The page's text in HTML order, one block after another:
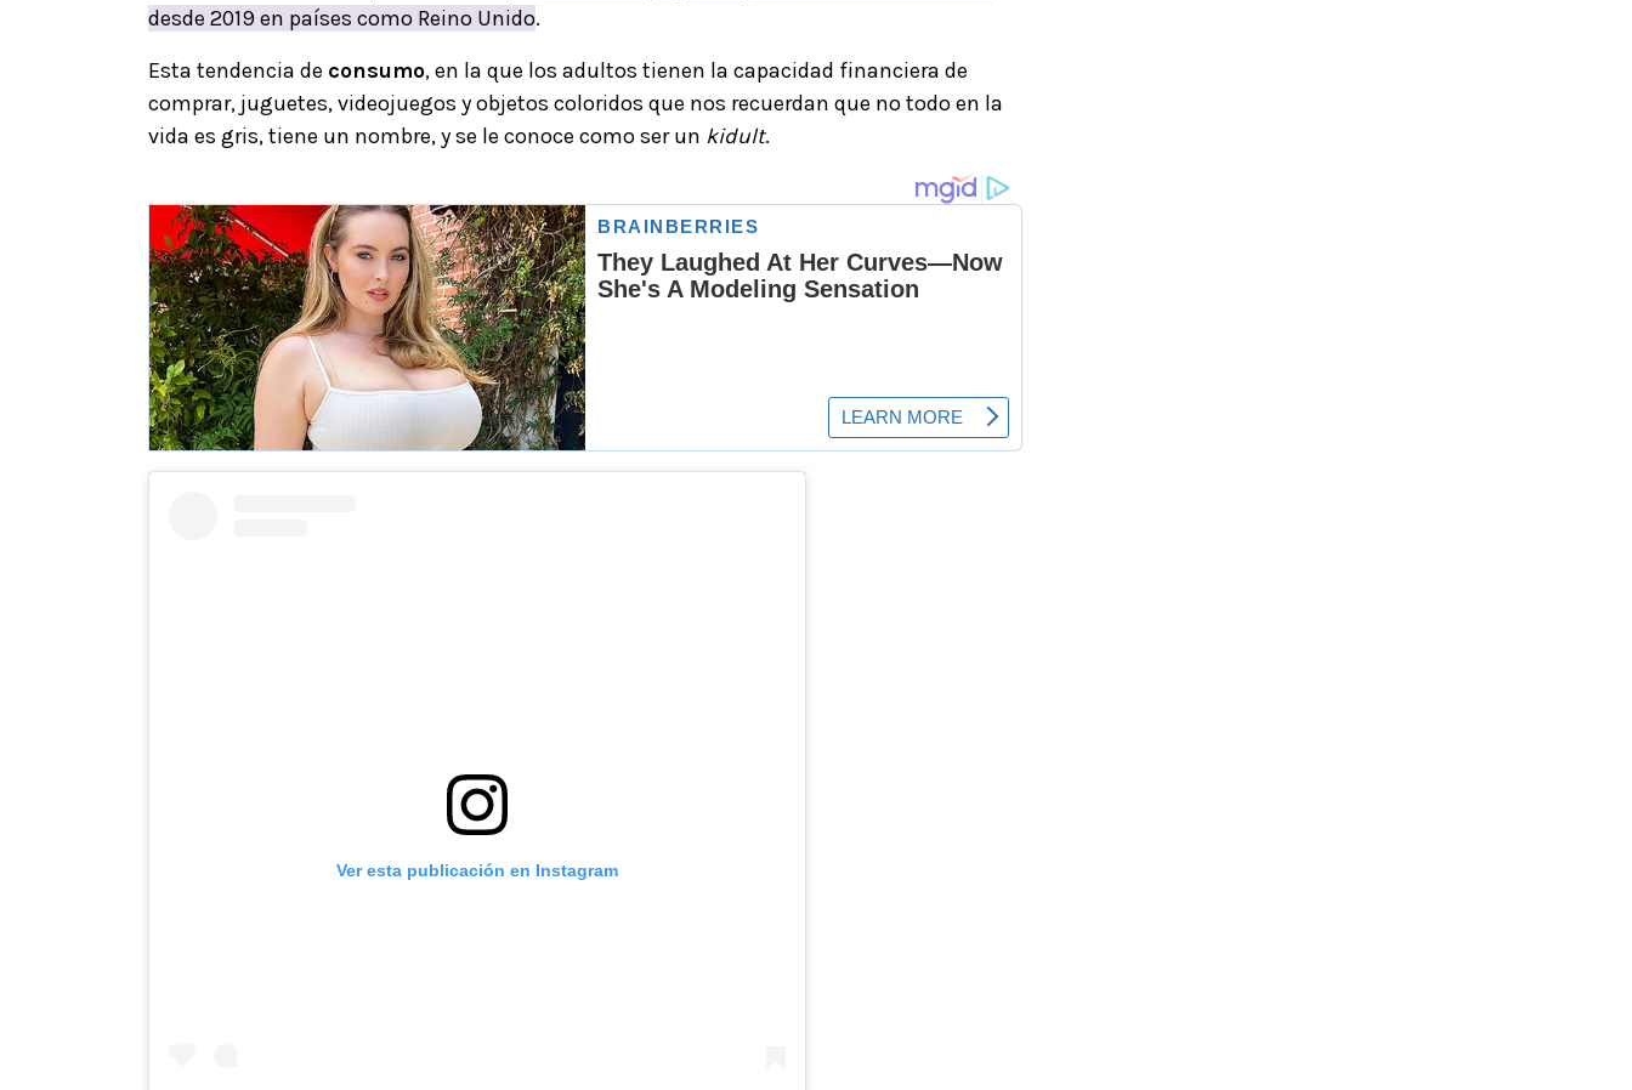
desde 2019 en países como Reino Unido.
Esta tendencia de consumo, en la que los adultos tienen la capacidad financiera de
comprar, juguetes, videojuegos y objetos coloridos que nos recuerdan que no todo en la
vida es gris, tiene un nombre, y se le conoce como ser un kidult.
Ver esta publicación en Instagram